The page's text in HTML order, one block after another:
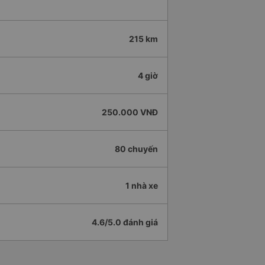
215 km
4 giờ
250.000 VNĐ
80 chuyến
1 nhà xe
4.6/5.0 đánh giá